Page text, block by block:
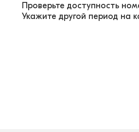
Проверьте доступность
Укажите другой период на